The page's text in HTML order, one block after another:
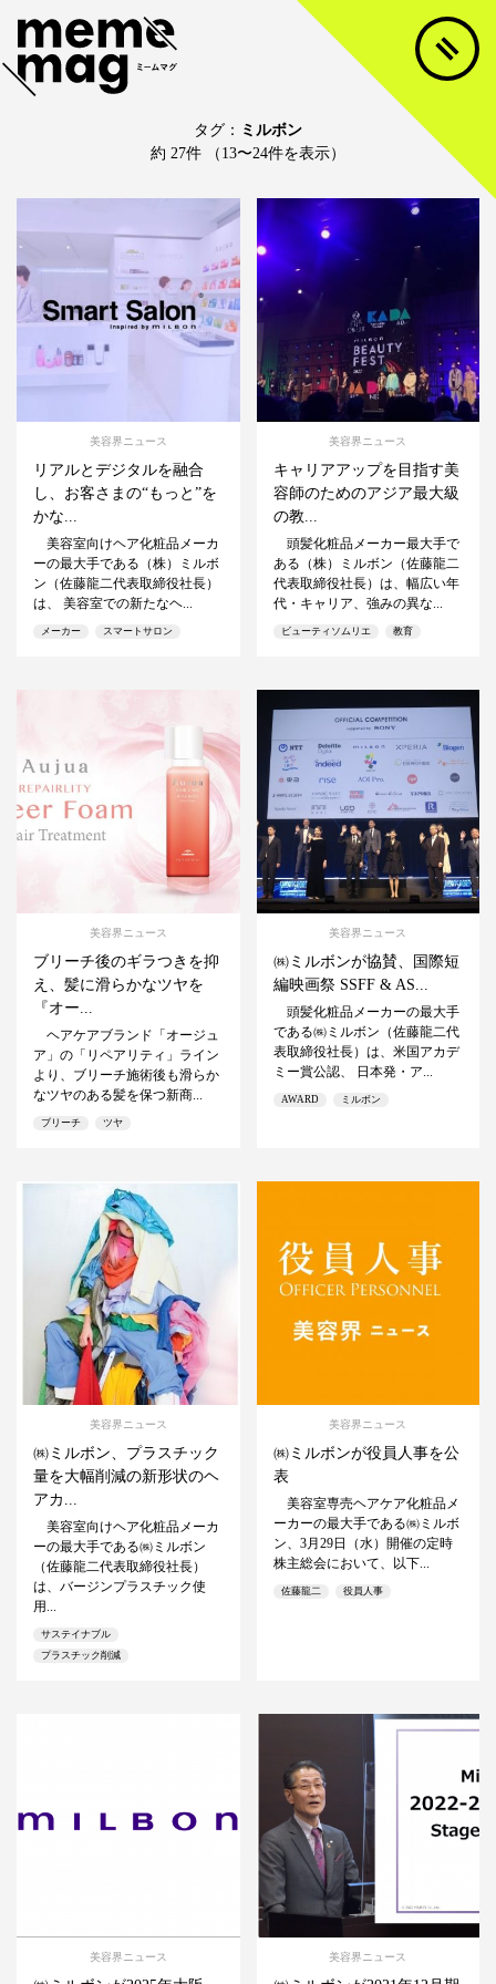
タグ： ミルボン
約 27件 （13〜24件を表示）
美容界ニュース
リアルとデジタルを融合
し、お客さまの“もっと”を
かな...
美容室向けヘア化粧品メーカ
ーの最大手である（株）ミルボ
ン（佐藤龍二代表取締役社長）
は、 美容室での新たなヘ...
メーカー スマートサロン
美容界ニュース
キャリアアップを目指す美
容師のためのアジア最大級
の教...
頭髪化粧品メーカー最大手で
ある（株）ミルボン（佐藤龍二
代表取締役社長）は、幅広い年
代・キャリア、強みの異な...
ビューティソムリエ 教育
美容界ニュース
ブリーチ後のギラつきを抑
え、髪に滑らかなツヤを
『オー...
ヘアケアブランド「オージュ
ア」の「リペアリティ」ライン
より、ブリーチ施術後も滑らか
なツヤのある髪を保つ新商...
ブリーチ ツヤ
美容界ニュース
㈱ミルボンが協賛、国際短
編映画祭 SSFF & AS...
頭髪化粧品メーカーの最大手
である㈱ミルボン（佐藤龍二代
表取締役社長）は、米国アカデ
ミー賞公認、 日本発・ア...
AWARD ミルボン
美容界ニュース
㈱ミルボン、プラスチック
量を大幅削減の新形状のヘ
アカ...
美容室向けヘア化粧品メーカ
ーの最大手である㈱ミルボン
（佐藤龍二代表取締役社長）
は、バージンプラスチック使
用...
サステイナブル
プラスチック削減
美容界ニュース
㈱ミルボンが役員人事を公
表
美容室専売ヘアケア化粧品メ
ーカーの最大手である㈱ミルボ
ン、3月29日（水）開催の定時
株主総会において、以下...
佐藤龍二 役員人事
美容界ニュース 美容界ニュース